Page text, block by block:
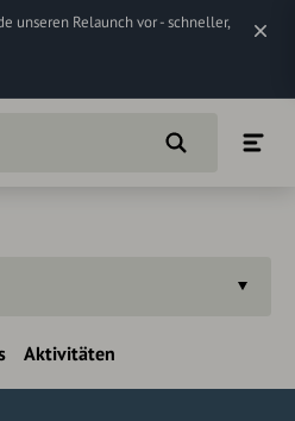
unseren Relaunch vor - schneller,
Aktivitäten